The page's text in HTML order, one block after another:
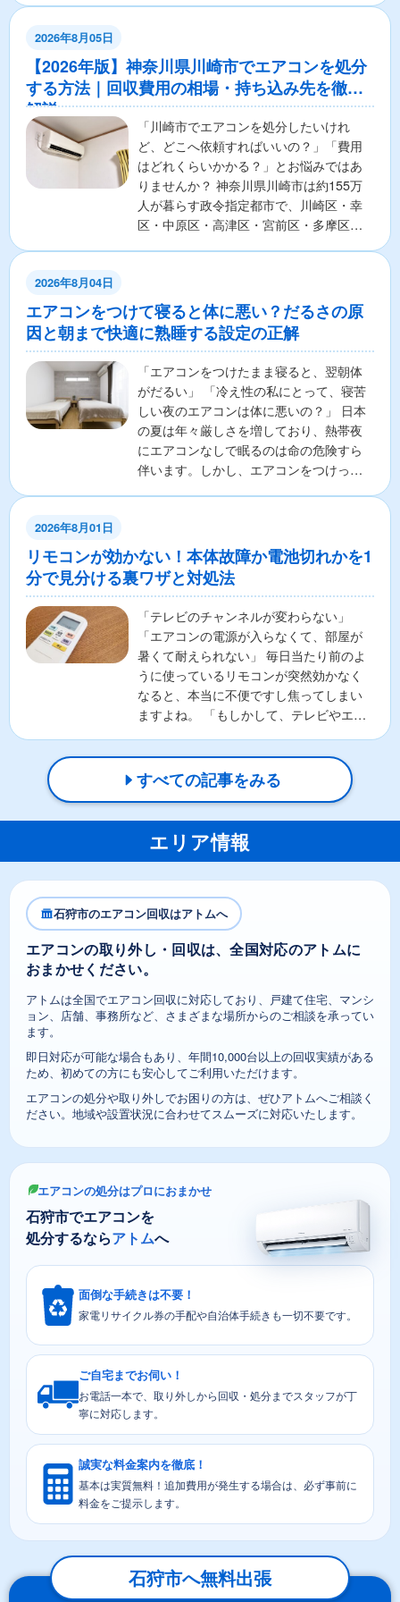
2026年8月05日
【2026年版】神奈川県川崎市でエアコンを処分
する方法｜回収費用の相場・持ち込み先を徹底
解説
「川崎市でエアコンを処分したいけれ
ど、どこへ依頼すればいいの？」「費用
はどれくらいかかる？」とお悩みではあ
りませんか？ 神奈川県川崎市は約155万
人が暮らす政令指定都市で、川崎区・幸
区・中原区・高津区・宮前区・多摩区・
2026年8月04日
エアコンをつけて寝ると体に悪い？だるさの原
因と朝まで快適に熟睡する設定の正解
「エアコンをつけたまま寝ると、翌朝体
がだるい」 「冷え性の私にとって、寝苦
しい夜のエアコンは体に悪いの？」 日本
の夏は年々厳しさを増しており、熱帯夜
にエアコンなしで眠るのは命の危険すら
伴います。しかし、エアコンをつけっぱ
2026年8月01日
リモコンが効かない！本体故障か電池切れかを1
分で見分ける裏ワザと対処法
「テレビのチャンネルが変わらない」
「エアコンの電源が入らなくて、部屋が
暑くて耐えられない」 毎日当たり前のよ
うに使っているリモコンが突然効かなく
なると、本当に不便ですし焦ってしまい
ますよね。 「もしかして、テレビやエア
すべての記事をみる
エリア情報
石狩市のエアコン回収はアトムへ
エアコンの取り外し・回収は、全国対応のアトムに
おまかせください。
アトムは全国でエアコン回収に対応しており、戸建て住宅、マンシ
ョン、店舗、事務所など、さまざまな場所からのご相談を承ってい
ます。
即日対応が可能な場合もあり、年間10,000台以上の回収実績がある
ため、初めての方にも安心してご利用いただけます。
エアコンの処分や取り外しでお困りの方は、ぜひアトムへご相談く
ださい。地域や設置状況に合わせてスムーズに対応いたします。
エアコンの処分はプロにおまかせ
石狩市でエアコンを
処分するならアトムへ
面倒な手続きは不要！
家電リサイクル券の手配や自治体手続きも一切不要です。
ご自宅までお伺い！
お電話一本で、取り外しから回収・処分までスタッフが丁
寧に対応します。
誠実な料金案内を徹底！
基本は実質無料！追加費用が発生する場合は、必ず事前に
料金をご提示します。
石狩市へ無料出張